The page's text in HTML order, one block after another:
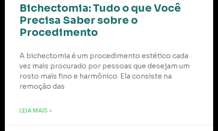
Bichectomia: Tudo o que Você
Precisa Saber sobre o
Procedimento
A bichectomia é um procedimento estético cada
vez mais procurado por pessoas que desejam um
rosto mais fino e harmônico. Ela consiste na
remoção das
LEIA MAIS »